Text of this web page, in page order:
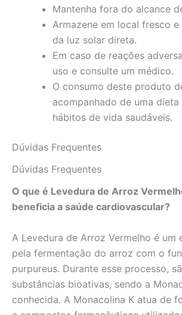
Mantenha fora do alcance
Armazene em local fresco
da luz solar direta.
Em caso de reações
uso e consulte um médico.
O consumo deste produto
acompanhado de uma
hábitos de vida saudáveis.
Dúvidas Frequentes
Dúvidas Frequentes
O que é Levedura de Arroz
beneficia a saúde cardiovascular?
A Levedura de Arroz Vermelho é
pela fermentação do arroz com o
purpureus. Durante esse processo,
substâncias bioativas, sendo a
conhecida. A Monacolina K atua de